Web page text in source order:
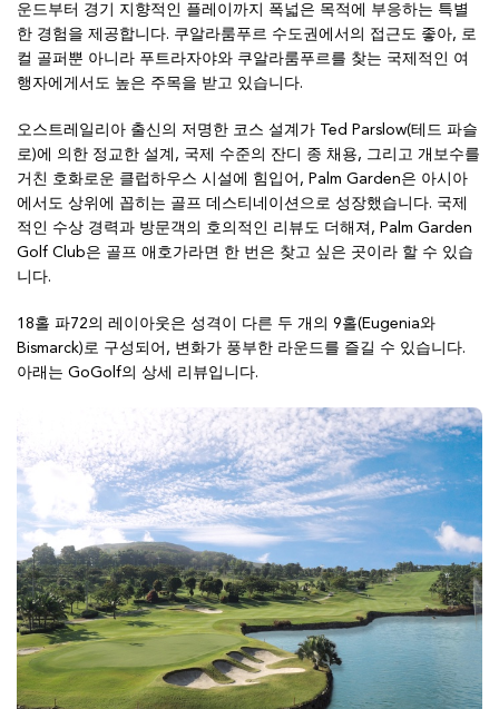
운드부터 경기 지향적인 플레이까지 폭넓은 목적에 부응하는 특별
한 경험을 제공합니다. 쿠알라룸푸르 수도권에서의 접근도 좋아, 로
컬 골퍼뿐 아니라 푸트라자야와 쿠알라룸푸르를 찾는 국제적인 여
행자에게서도 높은 주목을 받고 있습니다.
오스트레일리아 출신의 저명한 코스 설계가 Ted Parslow(테드 파슬
로)에 의한 정교한 설계, 국제 수준의 잔디 종 채용, 그리고 개보수를
거친 호화로운 클럽하우스 시설에 힘입어, Palm Garden은 아시아
에서도 상위에 꼽히는 골프 데스티네이션으로 성장했습니다. 국제
적인 수상 경력과 방문객의 호의적인 리뷰도 더해져, Palm Garden
Golf Club은 골프 애호가라면 한 번은 찾고 싶은 곳이라 할 수 있습
니다.
18홀 파72의 레이아웃은 성격이 다른 두 개의 9홀(Eugenia와
Bismarck)로 구성되어, 변화가 풍부한 라운드를 즐길 수 있습니다.
아래는 GoGolf의 상세 리뷰입니다.